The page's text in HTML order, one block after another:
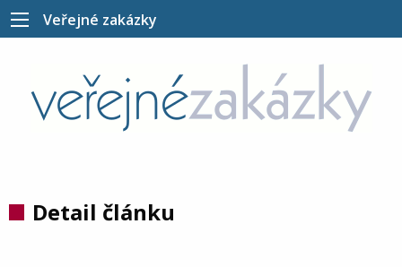
Veřejné zakázky
Detail článku